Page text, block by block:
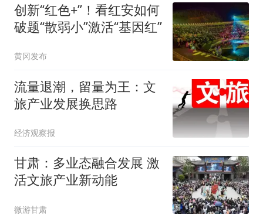
创新“红色+”！看红安如何
破题“散弱小”激活“基因红”
黄冈发布
流量退潮，留量为王：文
旅产业发展换思路
经济观察报
甘肃：多业态融合发展 激
活文旅产业新动能
微游甘肃